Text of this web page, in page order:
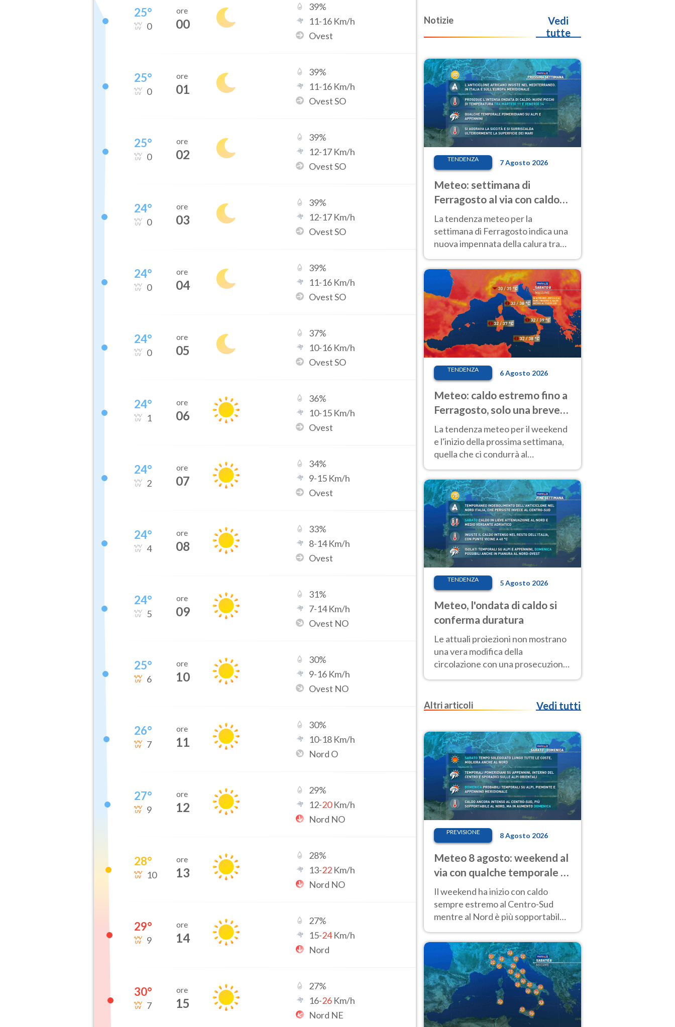
25°
0
ore
00
39%
11-16 Km/h
Ovest
25°
0
ore
01
39%
11-16 Km/h
Ovest SO
25°
0
ore
02
39%
12-17 Km/h
Ovest SO
24°
0
ore
03
39%
12-17 Km/h
Ovest SO
24°
0
ore
04
39%
11-16 Km/h
Ovest SO
24°
0
ore
05
37%
10-16 Km/h
Ovest SO
24°
1
ore
06
36%
10-15 Km/h
Ovest
24°
2
ore
07
34%
9-15 Km/h
Ovest
24°
4
ore
08
33%
8-14Km/h
Ovest
24°
5
ore
09
31%
7-14Km/h
Ovest NO
25°
6
ore
10
30%
9-16 Km/h
Ovest NO
26°
7
ore
11
30%
10-18 Km/h
Nord O
27°
9
ore
12
29%
12-20Km/h
Nord NO
28°
10
ore
13
28%
13-22 Km/h
Nord NO
29°
9
ore
14
27%
15-24Km/h
Nord
30°
7
ore
15
27%
16-26 Km/h
Nord NE
Notizie
Vedi
tutte
TENDENZA 7 Agosto 2026
Meteo: settimana di
Ferragosto al via con caldo
intenso e qualche temporale
La tendenza meteo per la
settimana di Ferragosto indica una
nuova impennata della calura tra
anche al Nord.
TENDENZA 6 Agosto 2026
Meteo: caldo estremo fino a
Ferragosto, solo una breve
pausa. Ecco dove
La tendenza meteo per il weekend
e l'inizio della prossima settimana,
quella che ci condurrà al
temperature molto elevate
TENDENZA 5 Agosto 2026
Meteo, l'ondata di caldo si
conferma duratura
Le attuali proiezioni non mostrano
una vera modifica della
circolazione con una prosecuzione
del caldo fuori scala per molti
Ferragosto
Altri articoli Vedi tutti
PREVISIONE 8 Agosto 2026
Meteo 8 agosto: weekend al
via con qualche temporale e
caldo estremo al Centro-Sud
Il weekend ha inizio con caldo
sempre estremo al Centro-Sud
mentre al Nord è più sopportabile
calore sui rilievi.